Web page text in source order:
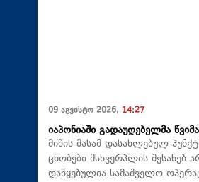
09 აგვისტო 2026, 14:27
იაპონიაში გადაუღებელმა
მიწის მასამ დასახლებულ
ცნობები მსხვერპლის შესახებ
დაწყებულია სამაშველო